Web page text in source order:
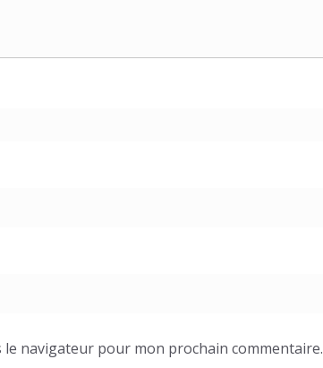
navigateur pour mon prochain commentaire.